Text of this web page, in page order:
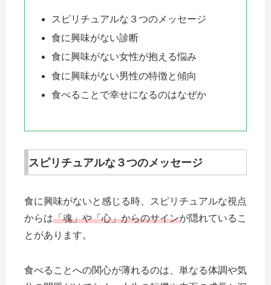
スピリチュアルな３つのメッセージ
食に興味がない診断
食に興味がない女性が抱える悩み
食に興味がない男性の特徴と傾向
食べることで幸せになるのはなぜか
スピリチュアルな３つのメッセージ
食に興味がないと感じる時、スピリチュアルな視点
からは「魂」や「心」からのサインが隠れているこ
とがあります。
食べることへの関心が薄れるのは、単なる体調や気